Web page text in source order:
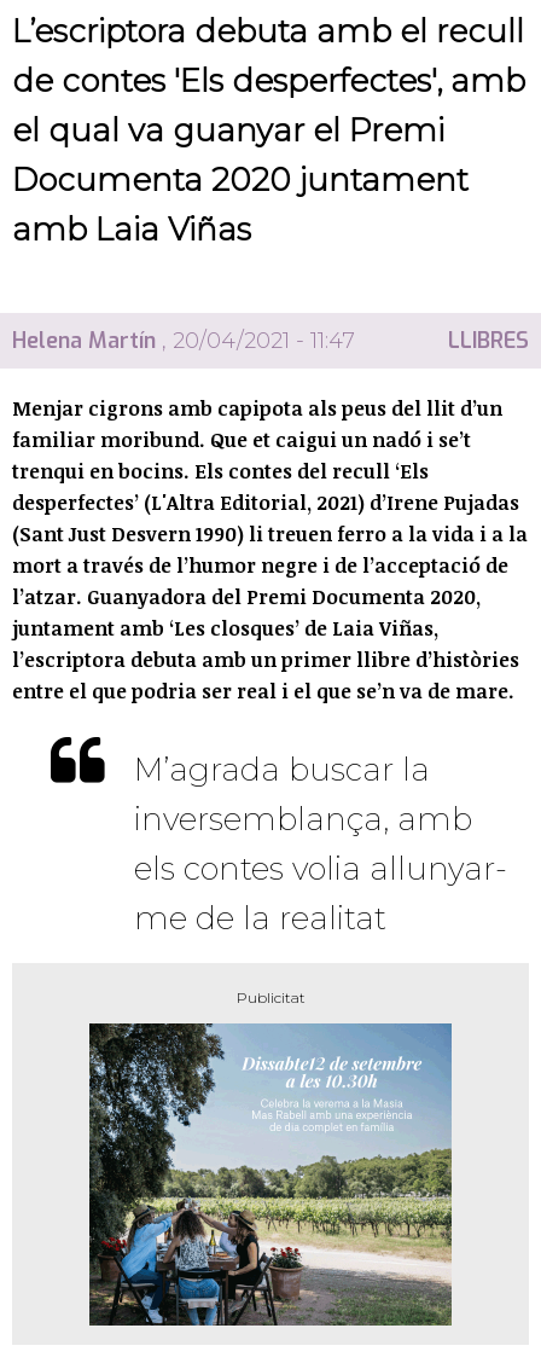
L’escriptora debuta amb el recull
de contes 'Els desperfectes', amb
el qual va guanyar el Premi
Documenta 2020 juntament
amb Laia Viñas
Helena Martín , 20/04/2021 - 11:47 LLIBRES
Menjar cigrons amb capipota als peus del llit d’un
familiar moribund. Que et caigui un nadó i se’t
trenqui en bocins. Els contes del recull ‘Els
desperfectes’ (L'Altra Editorial, 2021) d’Irene Pujadas
(Sant Just Desvern 1990) li treuen ferro a la vida i a la
mort a través de l’humor negre i de l’acceptació de
l’atzar. Guanyadora del Premi Documenta 2020,
juntament amb ‘Les closques’ de Laia Viñas,
l’escriptora debuta amb un primer llibre d’històries
entre el que podria ser real i el que se’n va de mare.
M’agrada buscar la
inversemblança, amb
els contes volia allunyar-
me de la realitat